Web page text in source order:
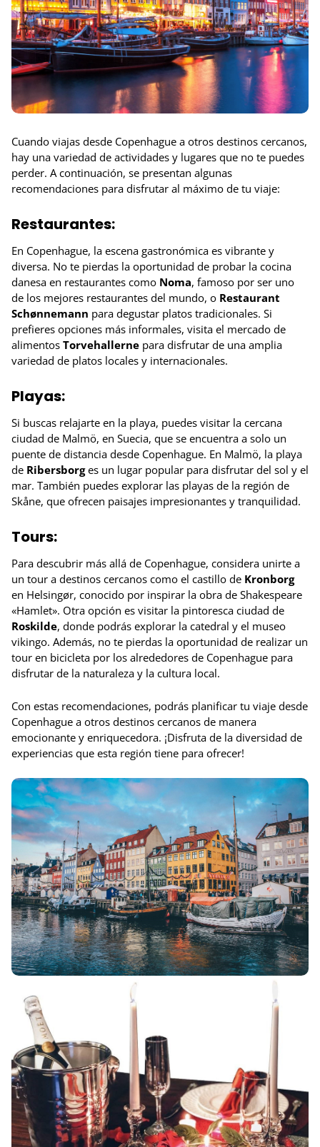
Cuando viajas desde Copenhague a otros destinos cercanos,
hay una variedad de actividades y lugares que no te puedes
perder. A continuación, se presentan algunas
recomendaciones para disfrutar al máximo de tu viaje:
Restaurantes:
En Copenhague, la escena gastronómica es vibrante y
diversa. No te pierdas la oportunidad de probar la cocina
danesa en restaurantes como Noma, famoso por ser uno
de los mejores restaurantes del mundo, o Restaurant
Schønnemann para degustar platos tradicionales. Si
prefieres opciones más informales, visita el mercado de
alimentos Torvehallerne para disfrutar de una amplia
variedad de platos locales y internacionales.
Playas:
Si buscas relajarte en la playa, puedes visitar la cercana
ciudad de Malmö, en Suecia, que se encuentra a solo un
puente de distancia desde Copenhague. En Malmö, la playa
de Ribersborges un lugar popular para disfrutar del sol y el
mar. También puedes explorar las playas de la región de
Skåne, que ofrecen paisajes impresionantes y tranquilidad.
Tours:
Para descubrir más allá de Copenhague, considera unirte a
un tour a destinos cercanos como el castillo de Kronborg
en Helsingør, conocido por inspirar la obra de Shakespeare
«Hamlet». Otra opción es visitar la pintoresca ciudad de
Roskilde, donde podrás explorar la catedral y el museo
vikingo. Además, no te pierdas la oportunidad de realizar un
tour en bicicleta por los alrededores de Copenhague para
disfrutar de la naturaleza y la cultura local.
Con estas recomendaciones, podrás planificar tu viaje desde
Copenhague a otros destinos cercanos de manera
emocionante y enriquecedora. ¡Disfruta de la diversidad de
experiencias que esta región tiene para ofrecer!